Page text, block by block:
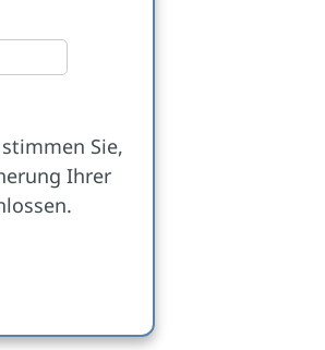
Sie,
Ihrer